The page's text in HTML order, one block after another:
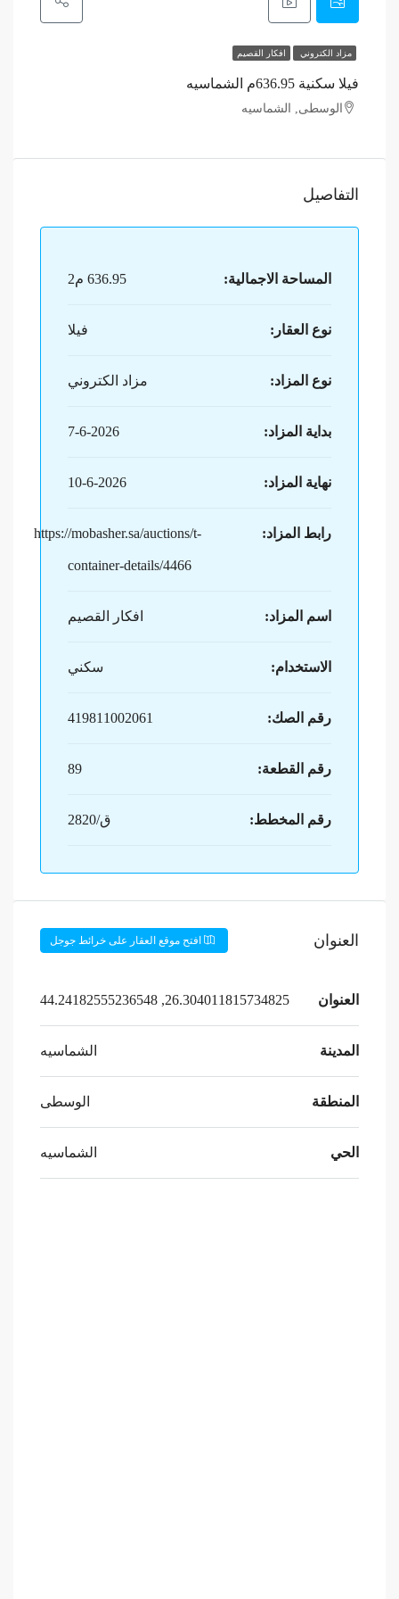
مزاد الكتروني افكار القصيم
فيلا سكنية 636.95م الشماسيه
الوسطى, الشماسيه
التفاصيل
المساحة الاجمالية: 636.95 م2
نوع العقار: فيلا
نوع المزاد: مزاد الكتروني
بداية المزاد: 7-6-2026
نهاية المزاد: 10-6-2026
رابط المزاد: https://mobasher.sa/auctions/t-
container-details/4466
اسم المزاد: افكار القصيم
الاستخدام: سكني
رقم الصك: 419811002061
رقم القطعة: 89
رقم المخطط: ق/2820
العنوان افتح موقع العقار على خرائط جوجل
العنوان 26.304011815734825, 44.24182555236548
المدينة الشماسيه
المنطقة الوسطى
الحي الشماسيه